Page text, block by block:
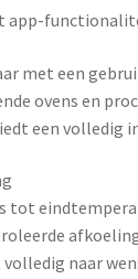
app-
met een
ovens en
een volledig
tot
naar